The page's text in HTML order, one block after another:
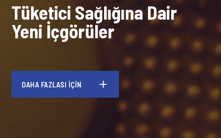
Tüketici Sağlığına Dair
Yeni İçgörüler
DAHA FAZLASI İÇIN